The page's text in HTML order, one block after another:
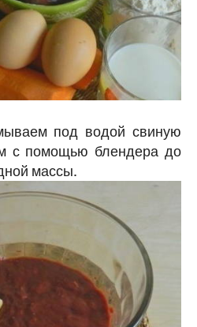
под водой свиную
с помощью блендера до
массы.